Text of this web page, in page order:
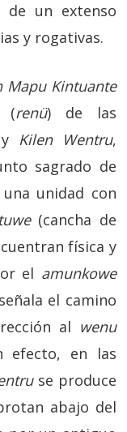
de un extenso
y rogativas.
Mapu Kintuante
(renü) de las
y Kilen Wentru,
sagrado de
unidad con
(cancha de
física y
el amunkowe
el camino
al wenu
efecto, en las
se produce
abajo del